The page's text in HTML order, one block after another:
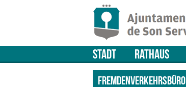
STADT RATHAUS
FREMDENVERKEHRSBÜRO